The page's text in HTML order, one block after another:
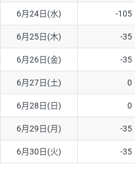
6月24日(水) -105
6月25日(木) -35
6月26日(金) -35
6月27日(土) 0
6月28日(日) 0
6月29日(月) -35
6月30日(火) -35